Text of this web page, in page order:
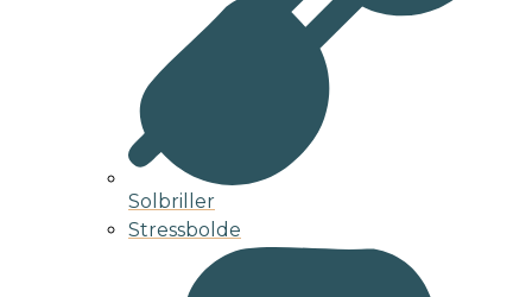
Solbriller
Stressbolde